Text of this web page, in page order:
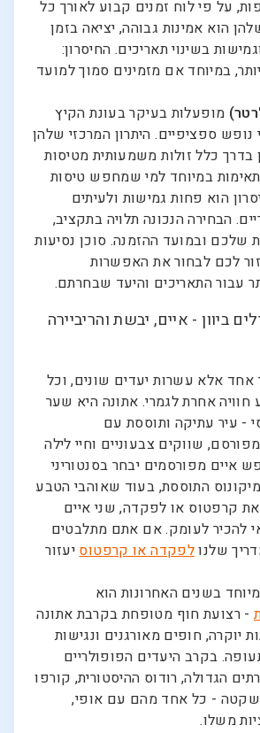
על פי לוח זמנים קבוע לאורך כל
הוא אמינות גבוהה, יציאה בזמן
בשינוי תאריכים. החיסרון:
במיוחד אם מזמינים סמוך למועד
מופעלות בעיקר בעונת הקיץ
נופש ספציפיים. היתרון המרכזי שלהן
בדרך כלל זולות משמעותית מטיסות
במיוחד למי שמחפש טיסות
הוא פחות גמישות ולעיתים
הבחירה הנכונה תלויה בתקציב,
שלכם ובמועד ההזמנה. סוכן נסיעות
לכם לבחור את האפשרות
עבור התאריכים והיעד שבחרתם.
ביוון - איים, יבשת והריביירה
אחד אלא עשרות יעדים שונים, וכל
אחרת לגמרי. אתונה היא שער
- עיר עתיקה ותוססת עם
שווקים צבעוניים וחיי לילה
איים מפורסמים יבחר בסנטוריני
התוססת, בעוד שאוהבי הטבע
קרפטוס או לפקדה, שני איים
להכיר לעומק. אם אתם מתלבטים
שלנולפקדה או קרפטוסיעזור
בשנים האחרונות הוא
- רצועת חוף מטופחת בקרבת אתונה
יוקרה, חופים מאורגנים ונגישות
בקרב היעדים הפופולריים
הגדולה, רודוס ההיסטורית, קורפו
- כל אחד מהם עם אופי,
משלו.